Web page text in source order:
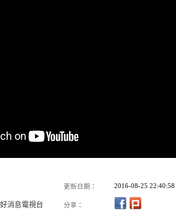
更新日期： 2016-08-25 22:40:58
消息電視台 分享：